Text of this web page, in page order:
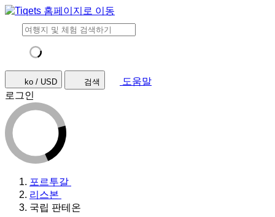
ko / USD 검색
도움말
로그인
포르투갈
리스본
국립 판테온